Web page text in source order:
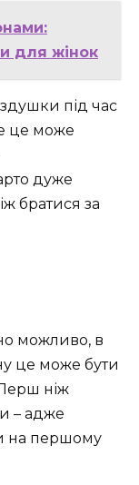
для жінок
під час
це може
дуже
братися за
можливо, в
це може бути
ніж
– адже
на першому